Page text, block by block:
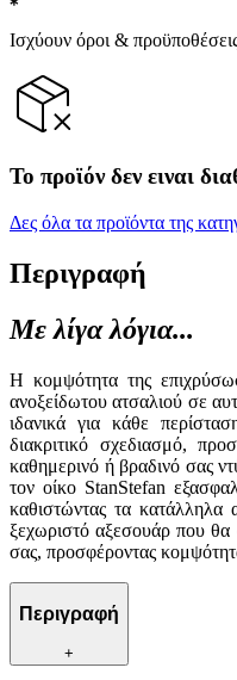
Ισχύουν όροι &
Το προϊόν δεν ειναι
Δες όλα τα προϊόντα της
Περιγραφή
Με λίγα λόγια...
Η κομψότητα της
ανοξείδωτου ατσαλιού σε
ιδανικά για κάθε
διακριτικό σχεδιασμό,
καθημερινό ή βραδινό σας
τον οίκο StanStefan
καθιστώντας τα κατάλληλα
ξεχωριστό αξεσουάρ που θα
σας, προσφέροντας
Περιγραφή
+